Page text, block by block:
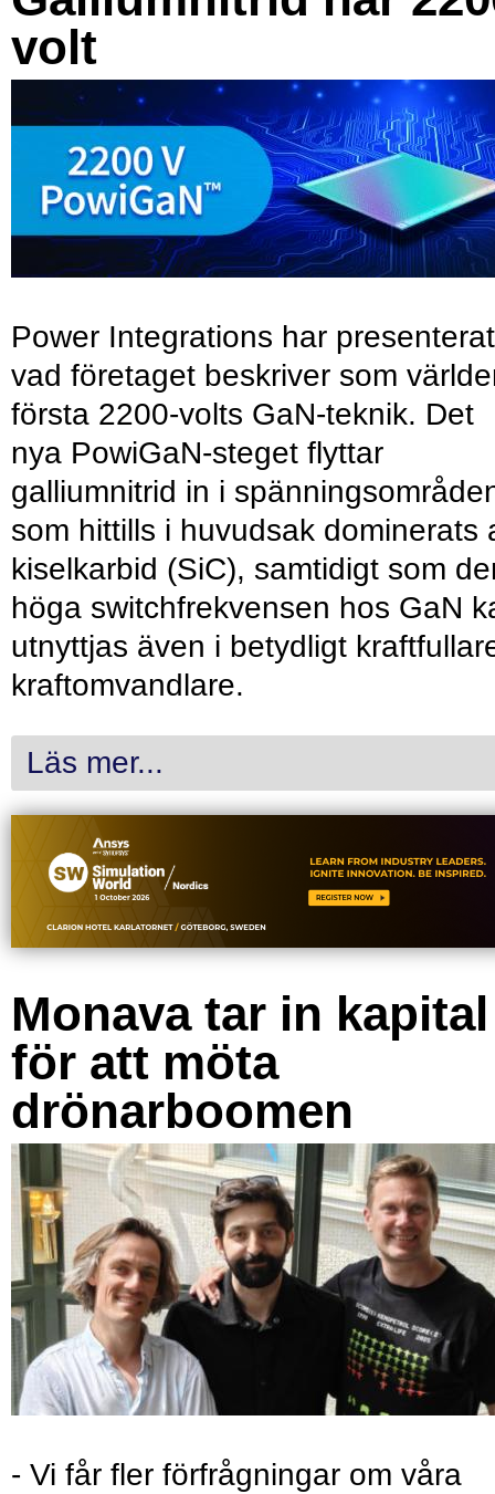
volt
Power Integrations har presenterat
vad företaget beskriver som
första 2200-volts GaN-teknik. Det
nya PowiGaN-steget flyttar
galliumnitrid in i
som hittills i huvudsak dominerats
kiselkarbid (SiC), samtidigt som
höga switchfrekvensen hos GaN
utnyttjas även i betydligt
kraftomvandlare.
Läs mer...
Monava tar in kapital
för att möta
drönarboomen
- Vi får fler förfrågningar om våra